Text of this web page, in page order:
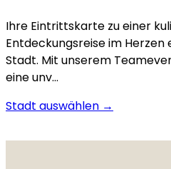
Ihre Eintrittskarte zu einer
Entdeckungsreise im
Stadt. Mit unserem
eine unv…
Stadt auswählen →